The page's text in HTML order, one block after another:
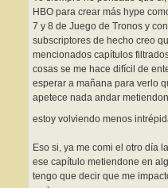
HBO para crear más hype
7 y 8 de Juego de Tronos y
subscriptores de hecho creo
mencionados capítulos
cosas se me hace difícil de
esperar a mañana para verlo
apetece nada andar
estoy volviendo menos
Eso si, ya me comi el otro día
ese capítulo metiendone en
tengo que decir que me